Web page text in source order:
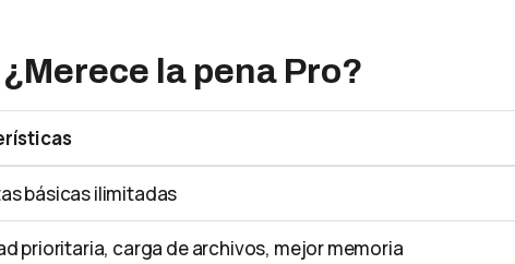
la pena Pro?
básicas ilimitadas
prioritaria, carga de archivos, mejor memoria